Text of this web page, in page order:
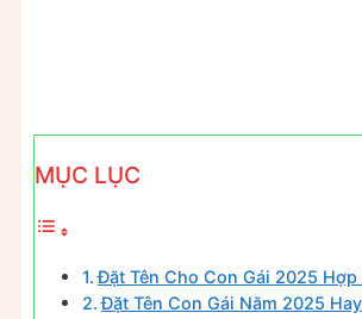
MỤC LỤC
Đặt Tên Cho Con Gái 2025
Đặt Tên Con Gái Năm 2025 Hay